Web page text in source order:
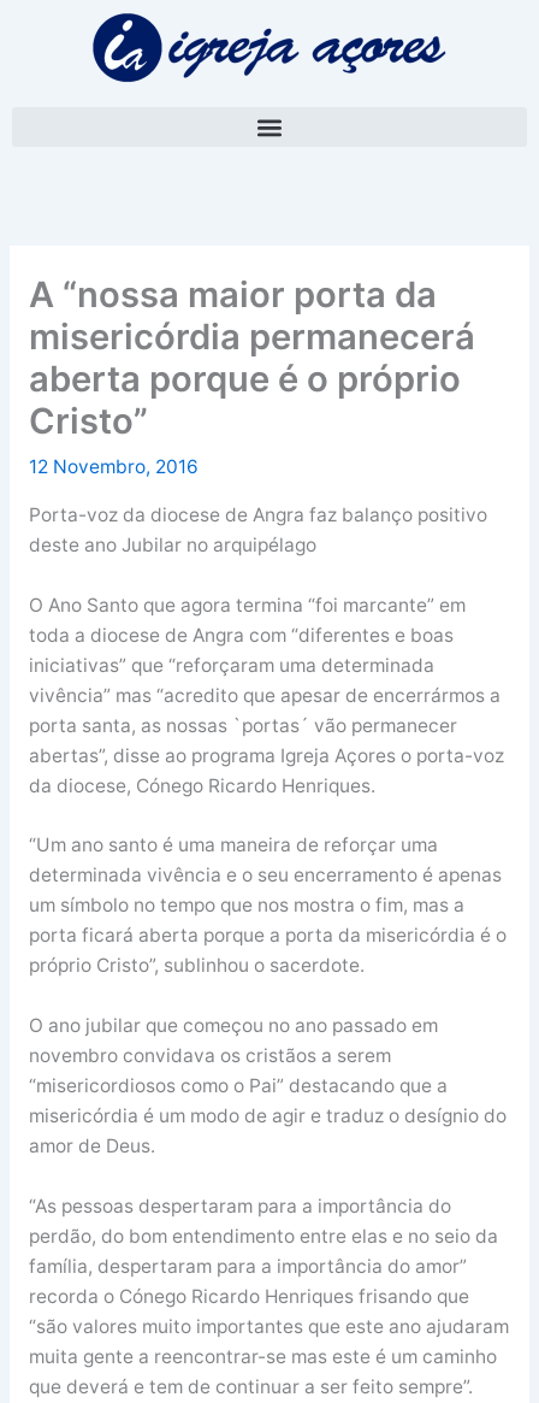
A “nossa maior porta da
misericórdia permanecerá
aberta porque é o próprio
Cristo”
12 Novembro, 2016
Porta-voz da diocese de Angra faz balanço positivo
deste ano Jubilar no arquipélago
O Ano Santo que agora termina “foi marcante” em
toda a diocese de Angra com “diferentes e boas
iniciativas” que “reforçaram uma determinada
vivência” mas “acredito que apesar de encerrármos a
porta santa, as nossas `portas´ vão permanecer
abertas”, disse ao programa Igreja Açores o porta-voz
da diocese, Cónego Ricardo Henriques.
“Um ano santo é uma maneira de reforçar uma
determinada vivência e o seu encerramento é apenas
um símbolo no tempo que nos mostra o fim, mas a
porta ficará aberta porque a porta da misericórdia é o
próprio Cristo”, sublinhou o sacerdote.
O ano jubilar que começou no ano passado em
novembro convidava os cristãos a serem
“misericordiosos como o Pai” destacando que a
misericórdia é um modo de agir e traduz o desígnio do
amor de Deus.
“As pessoas despertaram para a importância do
perdão, do bom entendimento entre elas e no seio da
família, despertaram para a importância do amor”
recorda o Cónego Ricardo Henriques frisando que
“são valores muito importantes que este ano ajudaram
muita gente a reencontrar-se mas este é um caminho
que deverá e tem de continuar a ser feito sempre”.